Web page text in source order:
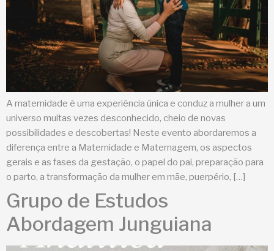
A maternidade é uma experiência única e conduz a mulher a um
universo muitas vezes desconhecido, cheio de novas
possibilidades e descobertas! Neste evento abordaremos a
diferença entre a Maternidade e Maternagem, os aspectos
gerais e as fases da gestação, o papel do pai, preparação para
o parto, a transformação da mulher em mãe, puerpério, […]
Grupo de Estudos
Abordagem Junguiana